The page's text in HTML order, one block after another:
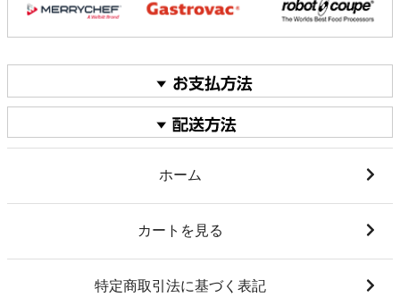
ホーム
カートを見る
特定商取引法に基づく表記